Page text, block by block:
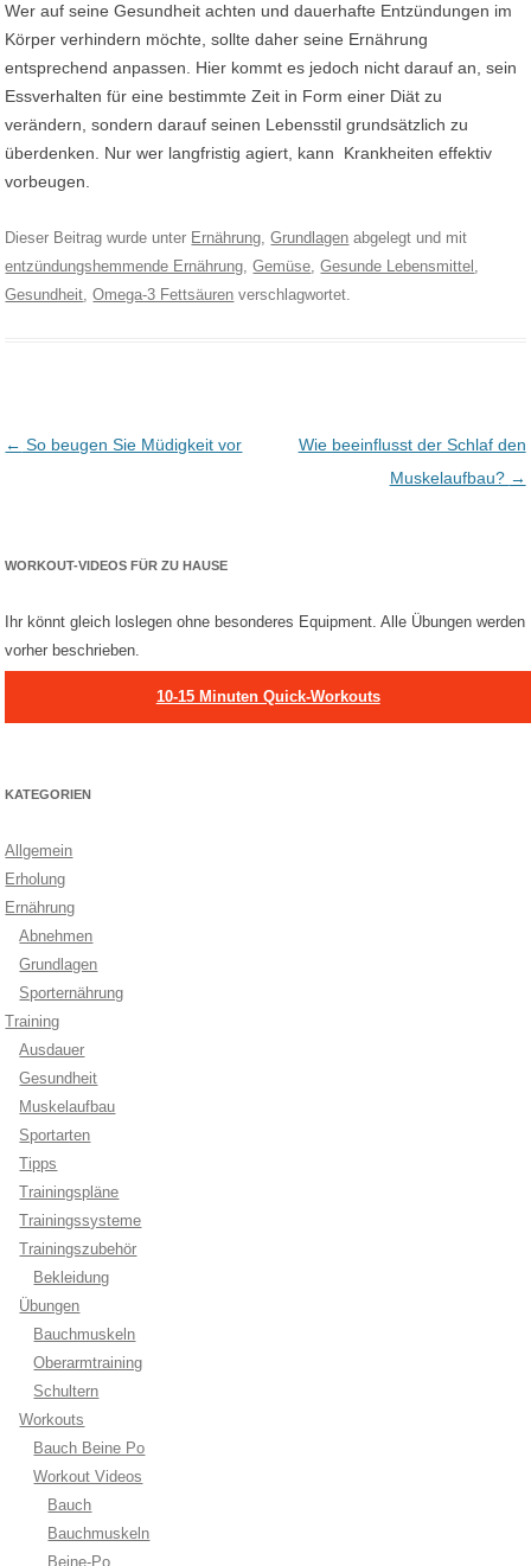
Wer auf seine Gesundheit achten und dauerhafte Entzündungen im
Körper verhindern möchte, sollte daher seine Ernährung
entsprechend anpassen. Hier kommt es jedoch nicht darauf an, sein
Essverhalten für eine bestimmte Zeit in Form einer Diät zu
verändern, sondern darauf seinen Lebensstil grundsätzlich zu
überdenken. Nur wer langfristig agiert, kann Krankheiten effektiv
vorbeugen.
Dieser Beitrag wurde unter Ernährung,Grundlagen abgelegt und mit
entzündungshemmende Ernährung,Gemüse,Gesunde Lebensmittel ,
Gesundheit,Omega-3 Fettsäuren verschlagwortet.
Post navigation
← So beugen Sie Müdigkeit vor
Wie beeinflusst der Schlaf den
Muskelaufbau? →
WORKOUT-VIDEOS FÜR ZU HAUSE
Ihr könnt gleich loslegen ohne besonderes Equipment. Alle Übungen werden
vorher beschrieben.
10-15 Minuten Quick-Workouts
KATEGORIEN
Allgemein
Erholung
Ernährung
Abnehmen
Grundlagen
Sporternährung
Training
Ausdauer
Gesundheit
Muskelaufbau
Sportarten
Tipps
Trainingspläne
Trainingssysteme
Trainingszubehör
Bekleidung
Übungen
Bauchmuskeln
Oberarmtraining
Schultern
Workouts
Bauch Beine Po
Workout Videos
Bauch
Bauchmuskeln
Beine-Po